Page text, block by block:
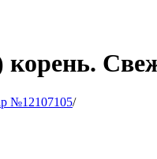
№12107105/